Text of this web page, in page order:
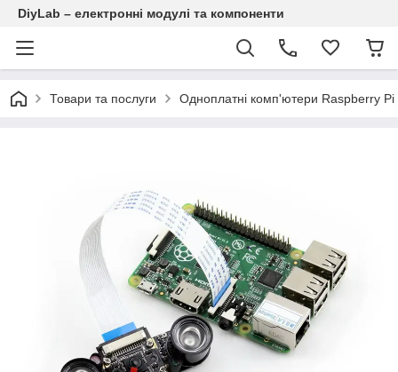
DiyLab – електронні модулі та компоненти
Товари та послуги Одноплатні комп'ютери Raspberry Pi